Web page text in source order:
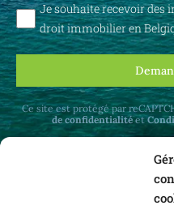
Je souhaite recevoir des
droit immobilier en
Ce site est protégé par
de confidentialitéet